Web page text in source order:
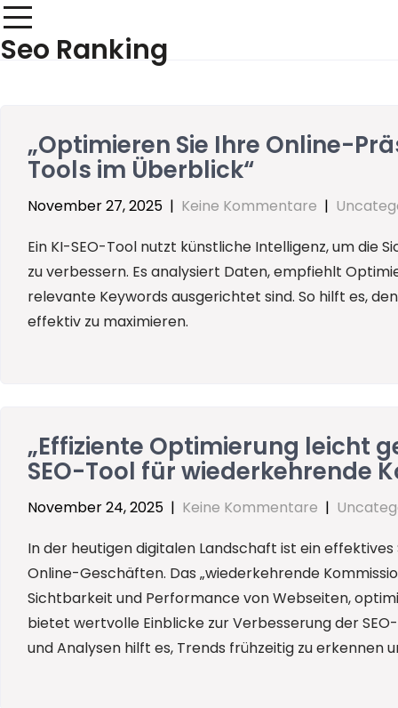
Skip
to
content
Seo Ranking
„Optimieren Sie Ihre Online-
Tools im Überblick“
November 27, 2025 | Keine Kommentare |
Ein KI-SEO-Tool nutzt künstliche Intelligenz, um die
zu verbessern. Es analysiert Daten, empfiehlt
relevante Keywords ausgerichtet sind. So hilft es,
effektiv zu maximieren.
„Effiziente Optimierung leicht
SEO-Tool für wiederkehrende
November 24, 2025 | Keine Kommentare |
In der heutigen digitalen Landschaft ist ein
Online-Geschäften. Das „wiederkehrende
Sichtbarkeit und Performance von Webseiten,
bietet wertvolle Einblicke zur Verbesserung der
und Analysen hilft es, Trends frühzeitig zu erkennen